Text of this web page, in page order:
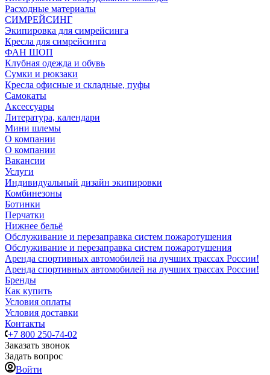
Расходные материалы
СИМРЕЙСИНГ
Экипировка для симрейсинга
Кресла для симрейсинга
ФАН ШОП
Клубная одежда и обувь
Сумки и рюкзаки
Кресла офисные и складные, пуфы
Самокаты
Аксессуары
Литература, календари
Мини шлемы
О компании
О компании
Вакансии
Услуги
Индивидуальный дизайн экипировки
Комбинезоны
Ботинки
Перчатки
Нижнее бельё
Обслуживание и перезаправка систем пожаротушения
Обслуживание и перезаправка систем пожаротушения
Аренда спортивных автомобилей на лучших трассах России!
Аренда спортивных автомобилей на лучших трассах России!
Бренды
Как купить
Условия оплаты
Условия доставки
Контакты
+7 800 250-74-02
Заказать звонок
Задать вопрос
Войти